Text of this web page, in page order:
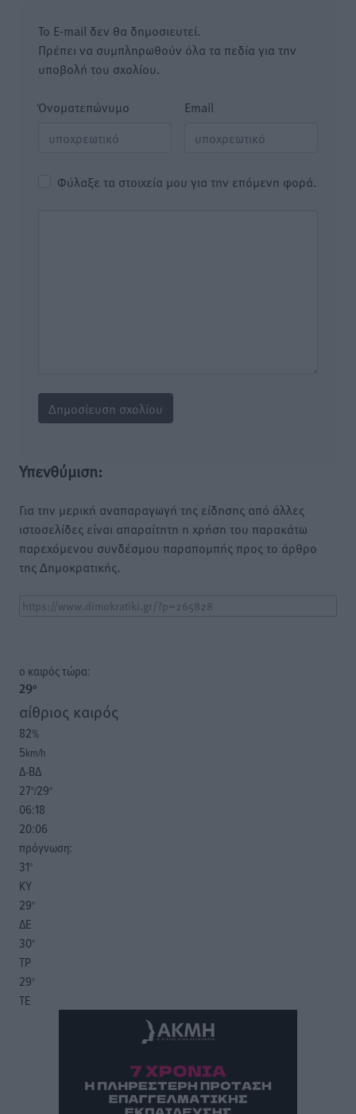
Το E-mail δεν θα δημοσιευτεί.
Πρέπει να συμπληρωθούν όλα τα πεδία για την
υποβολή του σχολίου.
Όνοματεπώνυμο Email
Φύλαξε τα στοιχεία μου για την επόμενη φορά.
Υπενθύμιση:
Για την μερική αναπαραγωγή της είδησης από άλλες
ιστοσελίδες είναι απαραίτητη η χρήση του παρακάτω
παρεχόμενου συνδέσμου παραπομπής προς το άρθρο
της Δημοκρατικής.
o καιρός τώρα:
29°
αίθριος καιρός
82%
5km/h
Δ-ΒΔ
27°/29°
06:18
20:06
πρόγνωση:
31°
ΚΥ
29°
ΔΕ
30°
ΤΡ
29°
ΤΕ